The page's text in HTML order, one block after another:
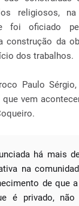
religiosos,
foi oficiado
construção da
dos trabalhos.
Paulo
vem
há mais
na
de que
é privado, não